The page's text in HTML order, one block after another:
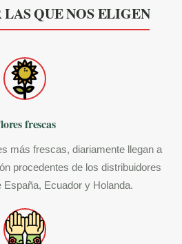
LAS QUE NOS ELIGEN
frescas
más frescas, diariamente llegan a
procedentes de los distribuidores
Ecuador y Holanda.